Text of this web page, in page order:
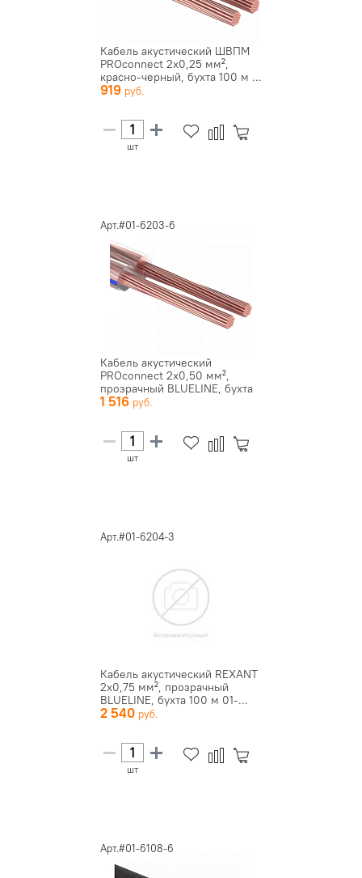
Кабель акустический ШВПМ
PROconnect 2х0,25 мм²,
красно-черный, бухта 100 м ...
919
шт
Арт.#01-6203-6
Кабель акустический
PROconnect 2х0,50 мм²,
прозрачный BLUELINE, бухта
100 м...
1 516
шт
Арт.#01-6204-3
Кабель акустический REXANT
2х0,75 мм², прозрачный
BLUELINE, бухта 100 м 01-...
2 540
шт
Арт.#01-6108-6